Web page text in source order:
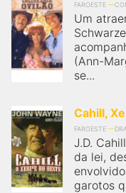
FAROESTE
Um
(Ann-
se...
Cahill,
FAROESTE
J.D.
da lei,
garotos